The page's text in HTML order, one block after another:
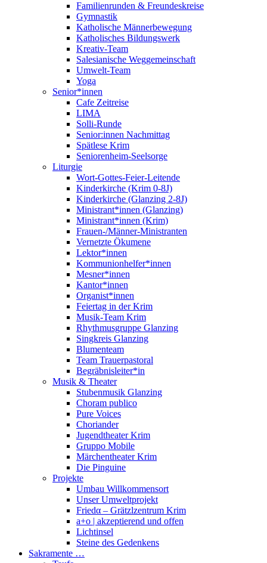
Familienrunden & Freundeskreise
Gymnastik
Katholische Männerbewegung
Katholisches Bildungswerk
Kreativ-Team
Salesianische Weggemeinschaft
Umwelt-Team
Yoga
Senior*innen
Cafe Zeitreise
LIMA
Solli-Runde
Senior:innen Nachmittag
Spätlese Krim
Seniorenheim-Seelsorge
Liturgie
Wort-Gottes-Feier-Leitende
Kinderkirche (Krim 0-8J)
Kinderkirche (Glanzing 2-8J)
Ministrant*innen (Glanzing)
Ministrant*innen (Krim)
Frauen-/Männer-Ministranten
Vernetzte Ökumene
Lektor*innen
Kommunionhelfer*innen
Mesner*innen
Kantor*innen
Organist*innen
Feiertag in der Krim
Musik-Team Krim
Rhythmusgruppe Glanzing
Singkreis Glanzing
Blumenteam
Team Trauerpastoral
Begräbnisleiter*in
Musik & Theater
Stubenmusik Glanzing
Choram publico
Pure Voices
Choriander
Jugendtheater Krim
Gruppo Mobile
Märchentheater Krim
Die Pinguine
Projekte
Umbau Willkommensort
Unser Umweltprojekt
Friedα – Grätzlzentrum Krim
a+o | akzeptierend und offen
Lichtinsel
Steine des Gedenkens
Sakramente …